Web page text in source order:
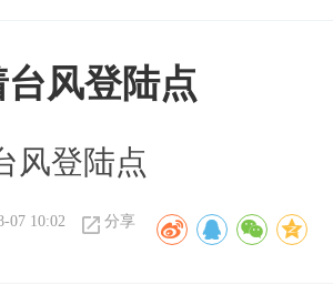
风登陆点
风登陆点
07 10:02 分享